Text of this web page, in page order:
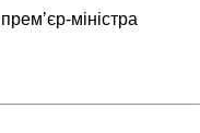
міністра